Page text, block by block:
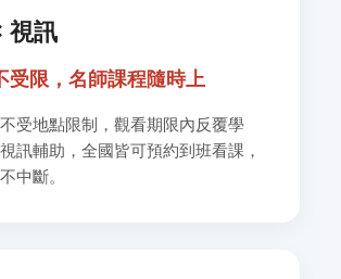
視訊
受限，名師課程隨時上
受地點限制，觀看期限內反覆學
訊輔助，全國皆可預約到班看課，
中斷。